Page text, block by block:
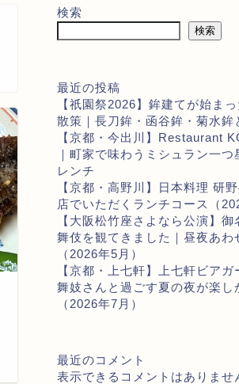
検索
検索
最近の投稿
【祇園祭2026】鉾建てが始ま
散策｜長刀鉾・函谷鉾・菊水鉾
【京都・今出川】Restaurant
｜町家で味わうミシュラン一つ
レンチ
【京都・高野川】日本料理 研
店でいただくランチコース（
【大阪松竹座さよなら公演】御
舞伎を観てきました｜昼夜あわ
（2026年5月）
【京都・上七軒】上七軒ビア
舞妓さんと過ごす夏の夜が楽し
（2026年7月）
最近のコメント
表示できるコメントはありませ